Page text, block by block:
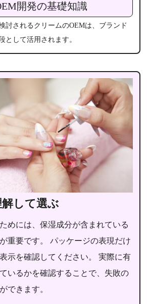
開発の基礎知識
討されるクリームのOEMは、ブランド
として活用されます。
して選ぶ
めには、保湿成分が含まれている
重要です。 パッケージの表現だけ
示を確認してください。 実際に有
いるかを確認することで、失敗の
できます。